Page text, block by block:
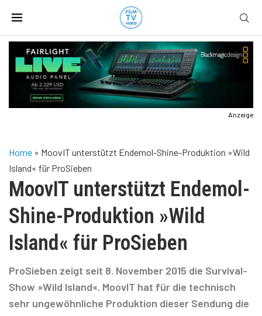
Anzeige
Home » MoovIT unterstützt Endemol-Shine-Produktion »Wild
Island« für ProSieben
MoovIT unterstützt Endemol-
Shine-Produktion »Wild
Island« für ProSieben
ProSieben zeigt seit 8. November 2015 die Survival-
Show »Wild Island«. MoovIT hat für die technisch
sehr ungewöhnliche Produktion dieser Sendung die